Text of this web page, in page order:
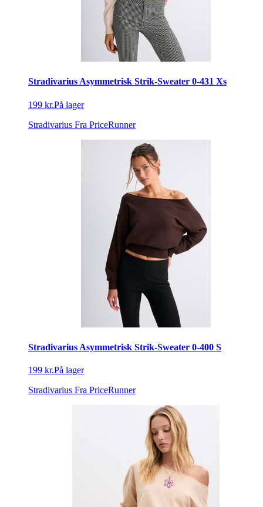
Stradivarius Asymmetrisk Strik-Sweater 0-431 Xs
199 kr.På lager
Stradivarius Fra PriceRunner
Stradivarius Asymmetrisk Strik-Sweater 0-400 S
199 kr.På lager
Stradivarius Fra PriceRunner